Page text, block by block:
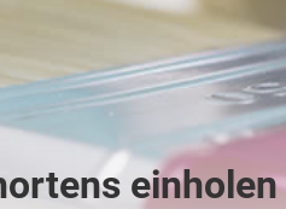
einholen